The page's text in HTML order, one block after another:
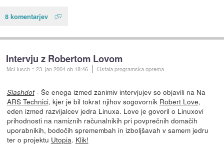
8 komentarjev
Intervju z Robertom Lovom
McHusch ::23. jan 2004ob 18:46 Ostala programska oprema
Slashdot- Še enega izmed zanimiv intervjujev so objavili na Na
ARS Technici, kjer je bil tokrat njihov sogovornik Robert Love,
eden izmed razvijalcev jedra Linuxa. Love je govoril o Linuxovi
prihodnosti na namiznih računalnikih pri povprečnih domačih
uporabnikih, bodočih spremembah in izboljšavah v samem jedru
ter o projektu Utopia. Klik!